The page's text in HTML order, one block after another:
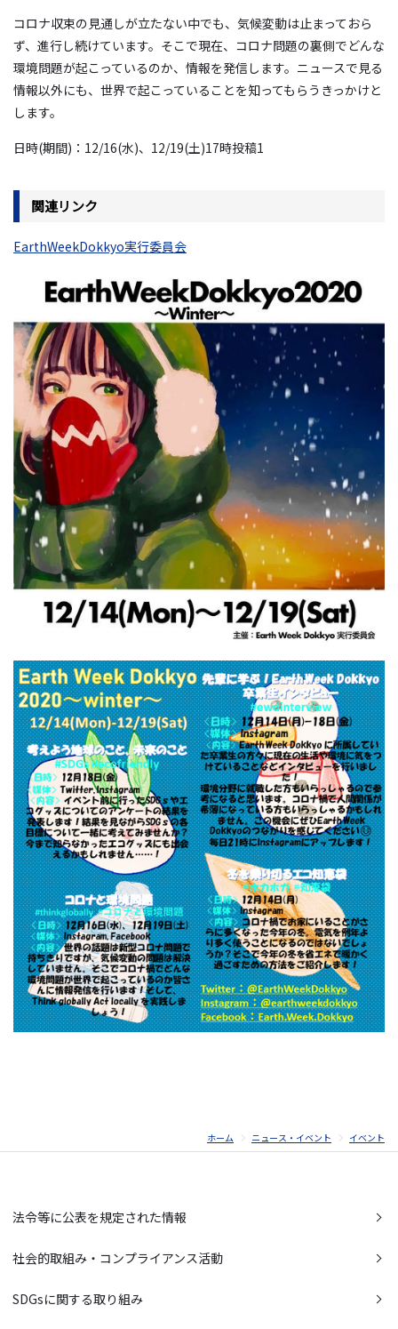
コロナ収束の見通しが立たない中でも、気候変動は止まっておら
ず、進行し続けています。そこで現在、コロナ問題の裏側でどんな
環境問題が起こっているのか、情報を発信します。ニュースで見る
情報以外にも、世界で起こっていることを知ってもらうきっかけと
します。
日時(期間) ： 12/16(水)、 12/19(土)17時投稿1
関連リンク
EarthWeekDokkyo実行委員会
ホーム ニュース・イベント イベント
法令等に公表を規定された情報
社会的取組み・コンプライアンス活動
SDGsに関する取り組み